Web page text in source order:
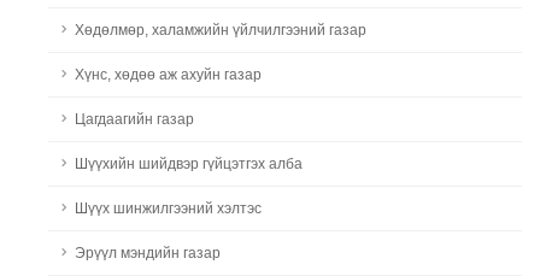
Хөдөлмөр, халамжийн үйлчилгээний газар
Хүнс, хөдөө аж ахуйн газар
Цагдаагийн газар
Шүүхийн шийдвэр гүйцэтгэх алба
Шүүх шинжилгээний хэлтэс
Эрүүл мэндийн газар